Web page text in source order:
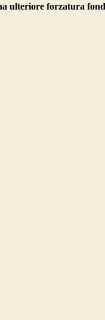
ulteriore forzatura